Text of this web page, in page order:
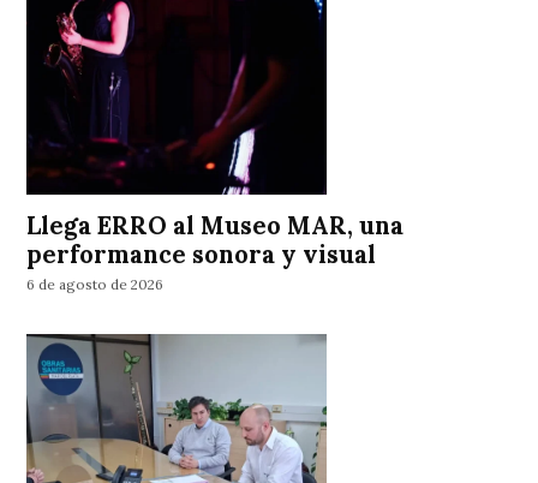
Llega ERRO al Museo MAR, una
performance sonora y visual
6 de agosto de 2026